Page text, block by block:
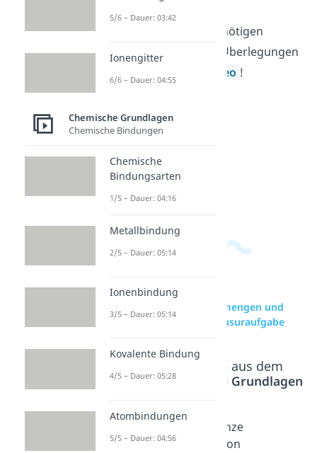
Die Lösung und alle nötigen
Rechenschritte und Überlegungen
Video !
zur Videoseite: Stoffmengen und
Konzentrationen Klausuraufgabe
Beliebte Inhalte aus dem
BereichChemische Grundlagen
nenkon
Oktettr
egel
Valenze
lektron
5/6 – Dauer: 03:42
Ionengitter
6/6 – Dauer: 04:55
Chemische Grundlagen
Chemische Bindungen
Chemische
Bindungsarten
1/5 – Dauer: 04:16
Metallbindung
2/5 – Dauer: 05:14
Ionenbindung
3/5 – Dauer: 05:14
Kovalente Bindung
4/5 – Dauer: 05:28
Atombindungen
5/5 – Dauer: 04:56